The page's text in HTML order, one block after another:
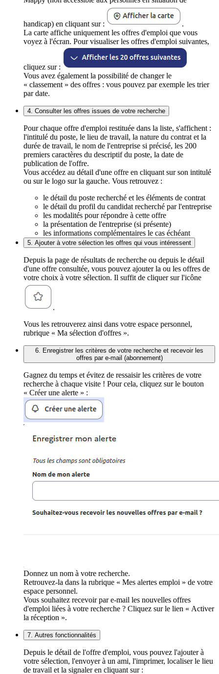
handicap) en cliquant sur :
.
La carte affiche uniquement les offres d'emploi que vous
voyez à l'écran. Pour visualiser les offres d'emploi suivantes,
cliquez sur :
Vous avez également la possibilité de changer le
« classement » des offres : vous pouvez par exemple les trier
par date.
4. Consulter les offres issues de votre recherche
Pour chaque offre d'emploi restituée dans la liste, s'affichent :
l'intitulé du poste, le lieu de travail, la nature du contrat et la
durée de travail, le nom de l'entreprise si précisé, les 200
premiers caractères du descriptif du poste, la date de
publication de l'offre.
Vous accédez au détail d'une offre en cliquant sur son intitulé
ou sur le logo sur la gauche. Vous retrouvez :
le détail du poste recherché et les éléments de contrat
le détail du profil du candidat recherché par l'entreprise
les modalités pour répondre à cette offre
la présentation de l'entreprise (si présente)
les informations complémentaires le cas échéant
5. Ajouter à votre sélection les offres qui vous intéressent
Depuis la page de résultats de recherche ou depuis le détail
d'une offre consultée, vous pouvez ajouter la ou les offres de
votre choix à votre sélection. Il suffit de cliquer sur l'icône
.
Vous les retrouverez ainsi dans votre espace personnel,
rubrique « Ma sélection d'offres ».
6. Enregistrer les critères de votre recherche et recevoir les
offres par e-mail (abonnement)
Gagnez du temps et évitez de ressaisir les critères de votre
recherche à chaque visite ! Pour cela, cliquez sur le bouton
« Créer une alerte » :
Donnez un nom à votre recherche.
Retrouvez-la dans la rubrique « Mes alertes emploi » de votre
espace personnel.
Vous souhaitez recevoir par e-mail les nouvelles offres
d'emploi liées à votre recherche ? Cliquez sur le lien « Activer
la réception ».
7. Autres fonctionnalités
Depuis le détail de l'offre d'emploi, vous pouvez l'ajouter à
votre sélection, l'envoyer à un ami, l'imprimer, localiser le lieu
de travail et la signaler en cliquant sur :